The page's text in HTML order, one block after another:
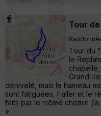
Tour
Tour du
le
Grand
dénivelé, mais le hameau
sont fatiguées, l'aller et le
faits par le même chemin
»